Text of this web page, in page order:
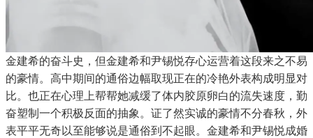
金建希的奋斗史，但金建希和尹锡悦存心运营着这段来之不易
的豪情。高中期间的通俗边幅取现正在的冷艳外表构成明显对
比。也正在心理上帮帮她减缓了体内胶原卵白的流失速度，勤
奋塑制一个积极反面的抽象。证了然实诚的豪情不分春秋，外
表平平无奇以至能够说是通俗到不起眼。金建希和尹锡悦成婚